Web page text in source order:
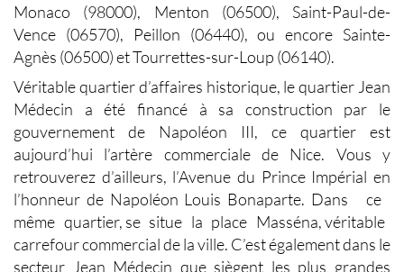
Monaco (98000), Menton (06500), Saint-Paul-de-
Vence (06570), Peillon (06440), ou encore Sainte-
Agnès (06500) et Tourrettes-sur-Loup (06140).
Véritable quartier d’affaires historique, le quartier Jean
Médecin a été financé à sa construction par le
gouvernement de Napoléon III, ce quartier est
aujourd’hui l’artère commerciale de Nice. Vous y
retrouverez d’ailleurs, l’Avenue du Prince Impérial en
l’honneur de Napoléon Louis Bonaparte. Dans ce
même quartier, se situe la place Masséna, véritable
carrefour commercial de la ville. C’est également dans le
secteur Jean Médecin que siègent les plus grandes